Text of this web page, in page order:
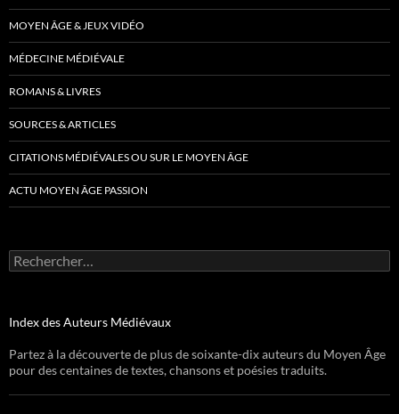
MOYEN ÂGE & JEUX VIDÉO
MÉDECINE MÉDIÉVALE
ROMANS & LIVRES
SOURCES & ARTICLES
CITATIONS MÉDIÉVALES OU SUR LE MOYEN ÂGE
ACTU MOYEN ÂGE PASSION
Rechercher :
Index des Auteurs Médiévaux
Partez à la découverte de plus de soixante-dix auteurs du Moyen Âge
pour des centaines de textes, chansons et poésies traduits.